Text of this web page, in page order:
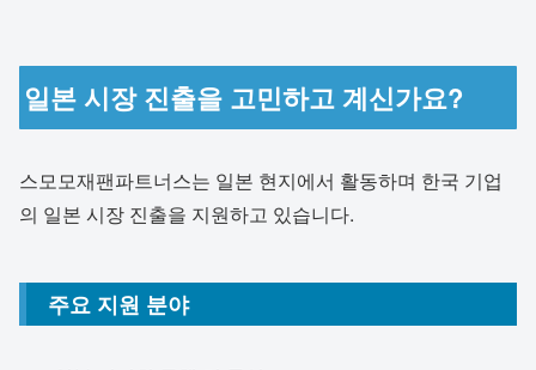
일본 시장 진출을 고민하고 계신가요?
스모모재팬파트너스는 일본 현지에서 활동하며 한국 기업
의 일본 시장 진출을 지원하고 있습니다.
주요 지원 분야